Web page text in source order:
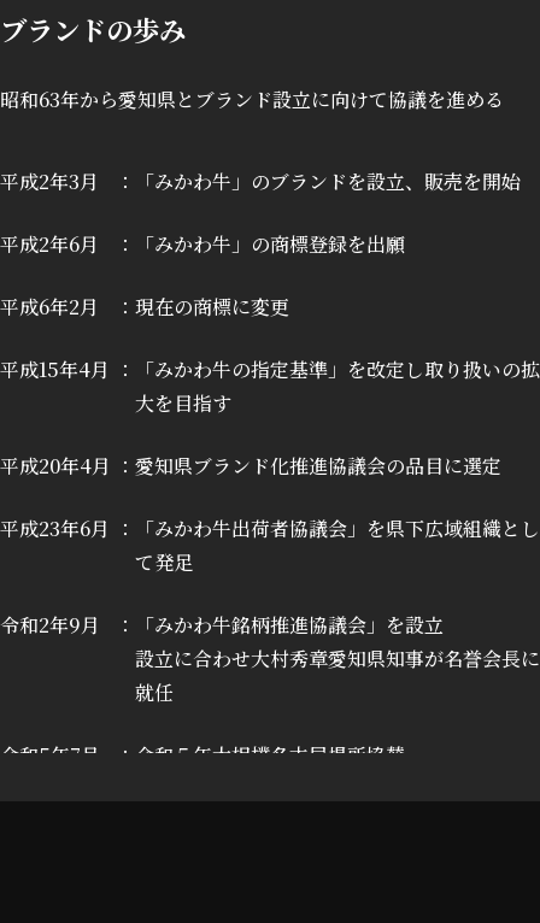
ブランドの歩み
昭和63年から愛知県とブランド設立に向けて協議を進める
平成2年3月 「みかわ牛」のブランドを設立、販売を開始
平成2年6月 「みかわ牛」の商標登録を出願
平成6年2月 現在の商標に変更
平成15年4月
「みかわ牛の指定基準」を改定し取り扱いの拡
大を目指す
平成20年4月 愛知県ブランド化推進協議会の品目に選定
平成23年6月
「みかわ牛出荷者協議会」を県下広域組織とし
て発足
令和2年9月
「みかわ牛銘柄推進協議会」を設立
設立に合わせ大村秀章愛知県知事が名誉会長に
就任
令和5年7月 令和５年大相撲名古屋場所協賛